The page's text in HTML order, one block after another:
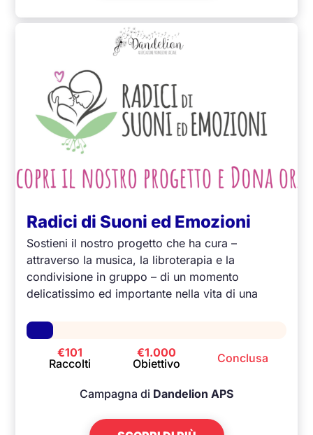
Radici di Suoni ed Emozioni
Sostieni il nostro progetto che ha cura –
attraverso la musica, la libroterapia e la
condivisione in gruppo – di un momento
delicatissimo ed importante nella vita di una
del suo bimbo/a!
€101
Raccolti
€1.000
Obiettivo
Conclusa
Campagna di Dandelion APS